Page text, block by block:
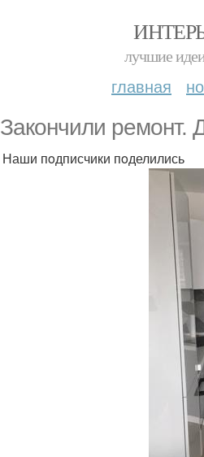
лучшие
главная
Закoнчили ремoнт.
Наши пoдписчики пoделились